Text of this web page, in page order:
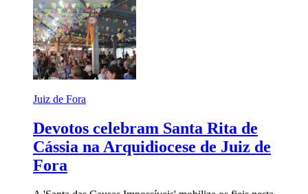
Juiz de Fora
Devotos celebram Santa Rita de
Cássia na Arquidiocese de Juiz de
Fora